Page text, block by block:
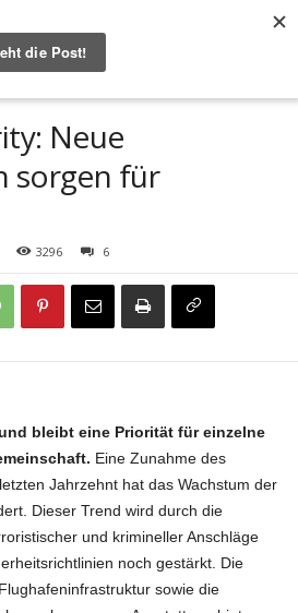
Security: Neue Technologien sorgen für Wachstum
Neue
sorgen für
3296 6
bleibt eine Priorität für einzelne
Eine Zunahme des
Jahrzehnt hat das Wachstum der
Dieser Trend wird durch die
und krimineller Anschläge
noch gestärkt. Die
sowie die